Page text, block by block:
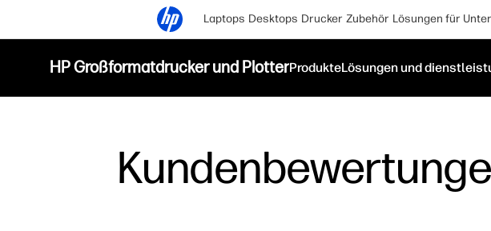
Laptops Desktops Drucker Zubehör Lösungen für
HP Großformatdrucker und PlotterProdukteLösungen und
Filter category